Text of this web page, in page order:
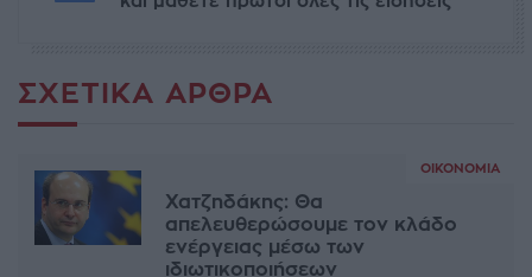
ΣΧΕΤΙΚΆ ΆΡΘΡΑ
ΟΙΚΟΝΟΜΊΑ
Χατζηδάκης: Θα
απελευθερώσουμε τον κλάδο
ενέργειας μέσω των
ιδιωτικοποιήσεων